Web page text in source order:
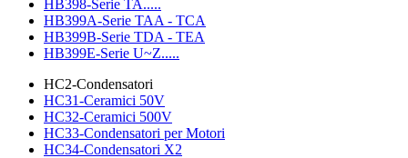
HB398-Serie TA.....
HB399A-Serie TAA - TCA
HB399B-Serie TDA - TEA
HB399E-Serie U~Z.....
HC2-Condensatori
HC31-Ceramici 50V
HC32-Ceramici 500V
HC33-Condensatori per Motori
HC34-Condensatori X2